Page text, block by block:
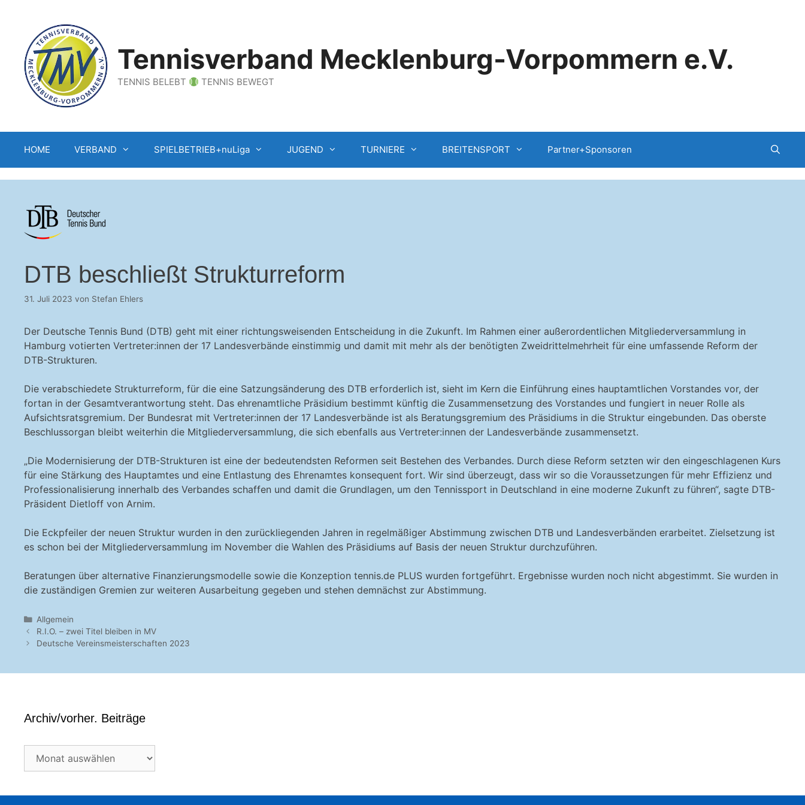
springen
Tennisverband Mecklenburg-Vorpommern e.V.
TENNIS BELEBT TENNIS BEWEGT
HOME VERBAND SPIELBETRIEB+nuLiga JUGEND TURNIERE BREITENSPORT Partner+Sponsoren
DTB beschließt Strukturreform
31. Juli 2023 von Stefan Ehlers
Der Deutsche Tennis Bund (DTB) geht mit einer richtungsweisenden Entscheidung in die Zukunft. Im Rahmen einer außerordentlichen Mitgliederversammlung in
Hamburg votierten Vertreter:innen der 17 Landesverbände einstimmig und damit mit mehr als der benötigten Zweidrittelmehrheit für eine umfassende Reform der
DTB-Strukturen.
Die verabschiedete Strukturreform, für die eine Satzungsänderung des DTB erforderlich ist, sieht im Kern die Einführung eines hauptamtlichen Vorstandes vor, der
fortan in der Gesamtverantwortung steht. Das ehrenamtliche Präsidium bestimmt künftig die Zusammensetzung des Vorstandes und fungiert in neuer Rolle als
Aufsichtsratsgremium. Der Bundesrat mit Vertreter:innen der 17 Landesverbände ist als Beratungsgremium des Präsidiums in die Struktur eingebunden. Das oberste
Beschlussorgan bleibt weiterhin die Mitgliederversammlung, die sich ebenfalls aus Vertreter:innen der Landesverbände zusammensetzt.
„Die Modernisierung der DTB-Strukturen ist eine der bedeutendsten Reformen seit Bestehen des Verbandes. Durch diese Reform setzten wir den eingeschlagenen Kurs
für eine Stärkung des Hauptamtes und eine Entlastung des Ehrenamtes konsequent fort. Wir sind überzeugt, dass wir so die Voraussetzungen für mehr Effizienz und
Professionalisierung innerhalb des Verbandes schaffen und damit die Grundlagen, um den Tennissport in Deutschland in eine moderne Zukunft zu führen“, sagte DTB-
Präsident Dietloff von Arnim.
Die Eckpfeiler der neuen Struktur wurden in den zurückliegenden Jahren in regelmäßiger Abstimmung zwischen DTB und Landesverbänden erarbeitet. Zielsetzung ist
es schon bei der Mitgliederversammlung im November die Wahlen des Präsidiums auf Basis der neuen Struktur durchzuführen.
Beratungen über alternative Finanzierungsmodelle sowie die Konzeption tennis.de PLUS wurden fortgeführt. Ergebnisse wurden noch nicht abgestimmt. Sie wurden in
die zuständigen Gremien zur weiteren Ausarbeitung gegeben und stehen demnächst zur Abstimmung.
Kategorien
Allgemein
R.I.O. – zwei Titel bleiben in MV
Deutsche Vereinsmeisterschaften 2023
Archiv/vorher. Beiträge
Beiträge